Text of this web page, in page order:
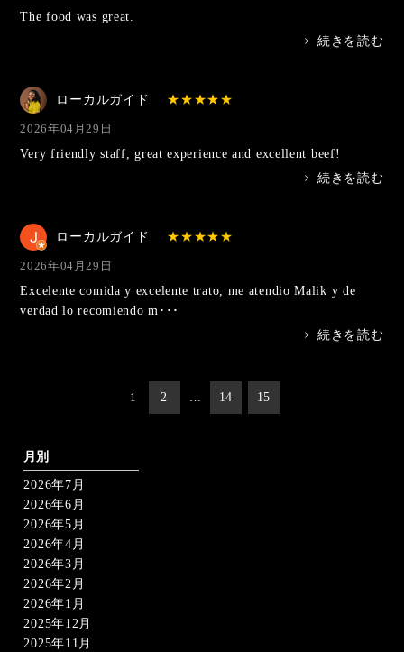
The food was great.
>
続きを読む
ローカルガイド
2026年04月29日
Very friendly staff, great experience and excellent beef!
>
続きを読む
ローカルガイド
2026年04月29日
Excelente comida y excelente trato, me atendio Malik y de
verdad lo recomiendo m･･･
>
続きを読む
ー
ジ
送
り
1 2 … 14 15
月別
2026年7月
2026年6月
2026年5月
2026年4月
2026年3月
2026年2月
2026年1月
2025年12月
2025年11月